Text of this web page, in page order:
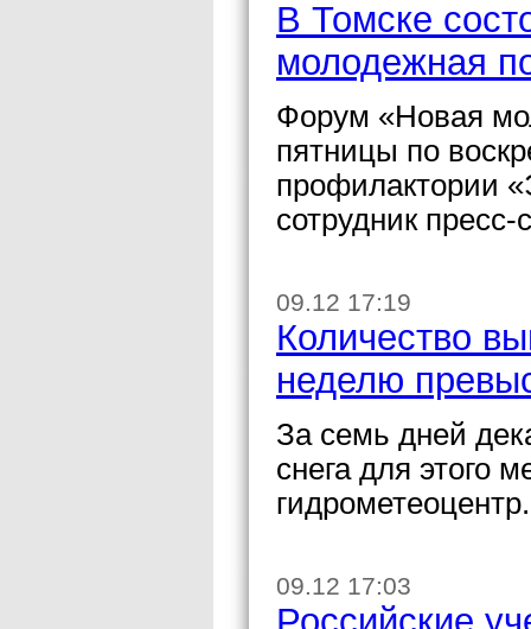
В Томске
молодежная
Форум «Новая
пятницы по
профилактории
сотрудник
09.12 17:19
Количество
неделю
За семь дней
снега для этого
гидрометеоцентр.
09.12 17:03